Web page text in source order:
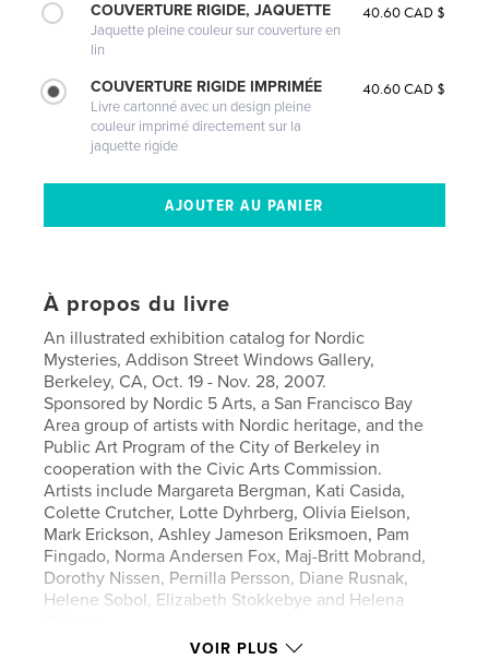
COUVERTURE RIGIDE, JAQUETTE
Jaquette pleine couleur sur couverture en
lin
40.60 CAD $
COUVERTURE RIGIDE IMPRIMÉE
Livre cartonné avec un design pleine
couleur imprimé directement sur la
jaquette rigide
40.60 CAD $
À propos du livre
An illustrated exhibition catalog for Nordic
Mysteries, Addison Street Windows Gallery,
Berkeley, CA, Oct. 19 - Nov. 28, 2007.
Sponsored by Nordic 5 Arts, a San Francisco Bay
Area group of artists with Nordic heritage, and the
Public Art Program of the City of Berkeley in
cooperation with the Civic Arts Commission.
Artists include Margareta Bergman, Kati Casida,
Colette Crutcher, Lotte Dyhrberg, Olivia Eielson,
Mark Erickson, Ashley Jameson Eriksmoen, Pam
Fingado, Norma Andersen Fox, Maj-Britt Mobrand,
Dorothy Nissen, Pernilla Persson, Diane Rusnak,
Helene Sobol, Elizabeth Stokkebye and Helena
Published October 2007VOIR PLUS